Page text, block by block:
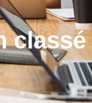
classé